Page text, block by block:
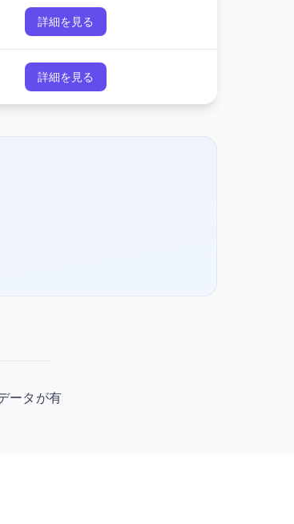
詳細を見る
詳細を見る
ータが有